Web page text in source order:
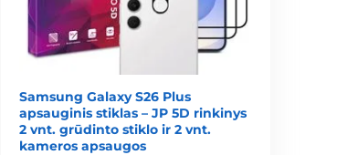
Samsung Galaxy S26 Plus
apsauginis stiklas – JP 5D rinkinys
2 vnt. grūdinto stiklo ir 2 vnt.
kameros apsaugos